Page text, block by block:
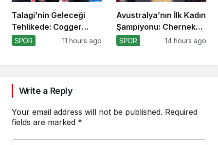
Talagi’nin Geleceği
Tehlikede: Cogger
Tercihi!
SPOR 11 hours ago
Avustralya’nın İlk Kadın
Şampiyonu: Cherneka
Johnson
SPOR 14 hours ago
Write a Reply
Your email address will not be published. Required
fields are marked *